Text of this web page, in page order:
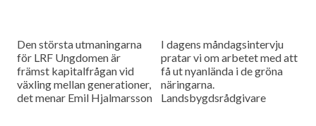
Den största utmaningarna
för LRF Ungdomen är
främst kapitalfrågan vid
växling mellan generationer,
det menar Emil Hjalmarsson
I dagens måndagsintervju
pratar vi om arbetet med att
få ut nyanlända i de gröna
näringarna.
Landsbygdsrådgivare